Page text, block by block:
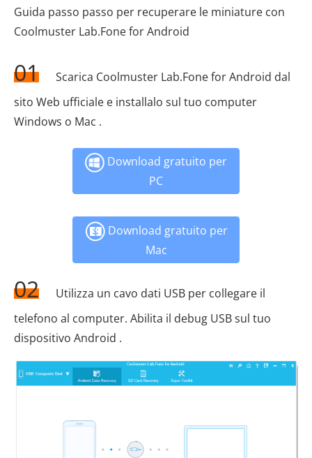
Guida passo passo per recuperare le miniature con
Coolmuster Lab.Fone for Android
01
Scarica Coolmuster Lab.Fone for Android dal
sito Web ufficiale e installalo sul tuo computer
Windows o Mac .
Download gratuito per
PC
Download gratuito per
Mac
02
Utilizza un cavo dati USB per collegare il
telefono al computer. Abilita il debug USB sul tuo
dispositivo Android .